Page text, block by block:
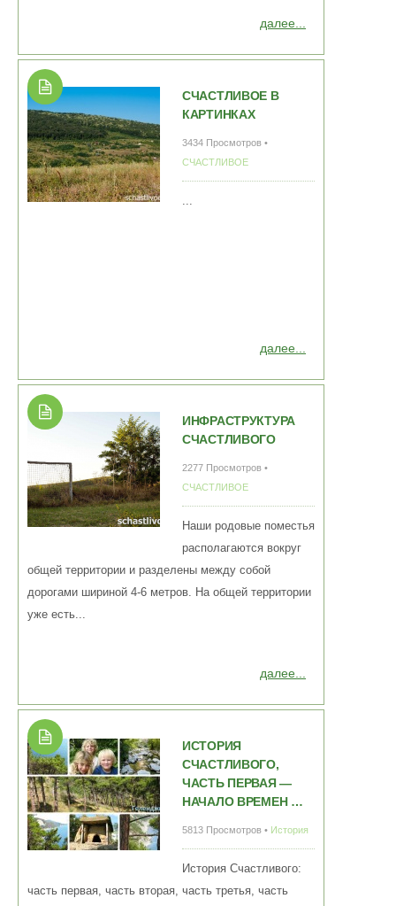
далее...
СЧАСТЛИВОЕ В
КАРТИНКАХ
3434 Просмотров •
СЧАСТЛИВОЕ
далее...
...
ИНФРАСТРУКТУРА
СЧАСТЛИВОГО
2277 Просмотров •
СЧАСТЛИВОЕ
далее...
Наши родовые поместья
располагаются вокруг
общей территории и разделены между собой
дорогами шириной 4-6 метров. На общей территории
уже есть...
ИСТОРИЯ
СЧАСТЛИВОГО,
ЧАСТЬ ПЕРВАЯ —
НАЧАЛО ВРЕМЕН …
5813 Просмотров • История
История Счастливого:
часть первая, часть вторая, часть третья, часть